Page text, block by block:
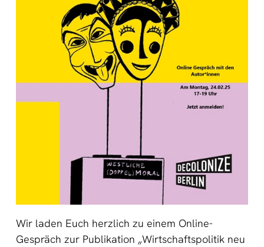
Wir laden Euch herzlich zu einem Online-
Gespräch zur Publikation „Wirtschaftspolitik neu